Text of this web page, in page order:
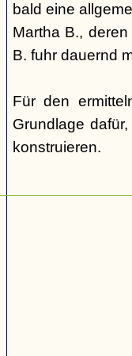
bald eine
Martha B.,
B. fuhr dauernd
Für den
Grundlage
konstruieren.